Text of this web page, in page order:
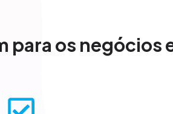
para os negócios